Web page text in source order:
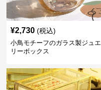
¥2,730 (税込)
小鳥モチーフのガラス製ジュエ
リーボックス